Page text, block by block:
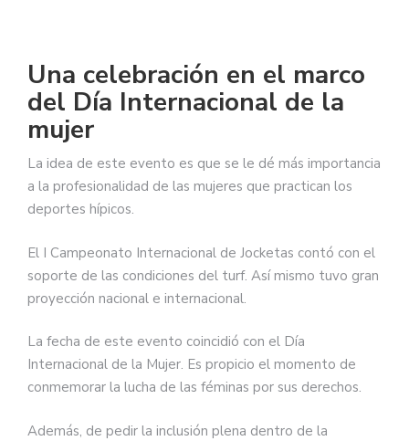
Una celebración en el marco
del Día Internacional de la
mujer
La idea de este evento es que se le dé más importancia
a la profesionalidad de las mujeres que practican los
deportes hípicos.
El I Campeonato Internacional de Jocketas contó con el
soporte de las condiciones del turf. Así mismo tuvo gran
proyección nacional e internacional.
La fecha de este evento coincidió con el Día
Internacional de la Mujer. Es propicio el momento de
conmemorar la lucha de las féminas por sus derechos.
Además, de pedir la inclusión plena dentro de la